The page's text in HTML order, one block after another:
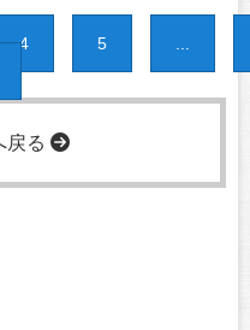
4 5
...
戻る